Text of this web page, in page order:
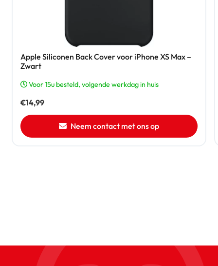
Apple Siliconen Back Cover voor iPhone XS Max –
Zwart
Voor 15u besteld, volgende werkdag in huis
€14,99
Neem contact met ons op